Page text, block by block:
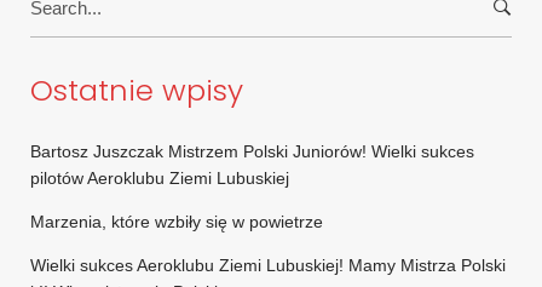
Ostatnie wpisy
Bartosz Juszczak Mistrzem Polski Juniorów! Wielki sukces
pilotów Aeroklubu Ziemi Lubuskiej
Marzenia, które wzbiły się w powietrze
Wielki sukces Aeroklubu Ziemi Lubuskiej! Mamy Mistrza Polski